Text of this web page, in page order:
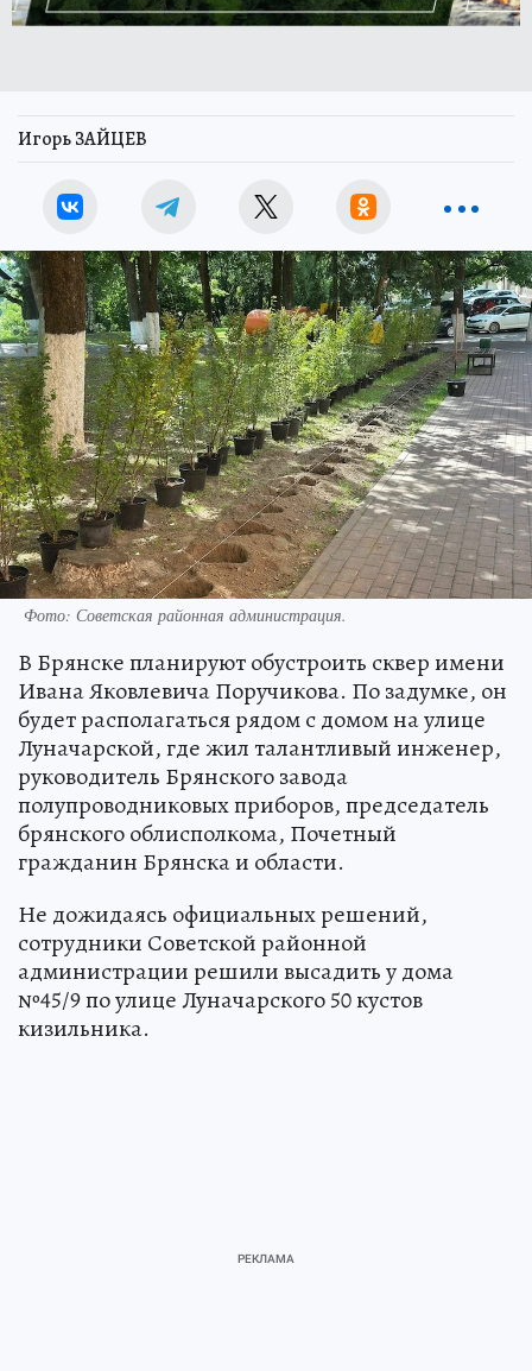
Игорь ЗАЙЦЕВ
Фото: Советская районная администрация.
В Брянске планируют обустроить сквер имени
Ивана Яковлевича Поручикова. По задумке, он
будет располагаться рядом с домом на улице
Луначарской, где жил талантливый инженер,
руководитель Брянского завода
полупроводниковых приборов, председатель
брянского облисполкома, Почетный
гражданин Брянска и области.
Не дожидаясь официальных решений,
сотрудники Советской районной
администрации решили высадить у дома
№45/9 по улице Луначарского 50 кустов
кизильника.